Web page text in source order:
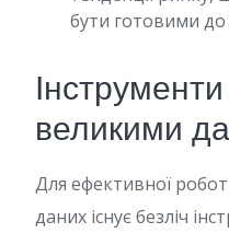
бути готовими до
великими
Для ефективної
даних існує безліч